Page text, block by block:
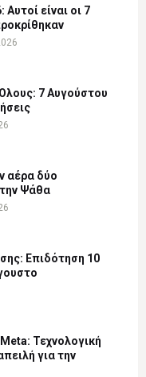
είναι οι 7
7 Αυγούστου
αέρα δύο
Ψάθα
Επιδότηση 10
Τεχνολογική
για την